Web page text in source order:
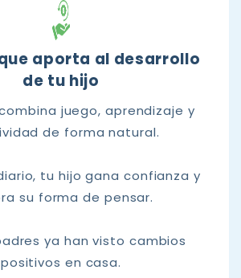
aporta al desarrollo
de tu hijo
combina juego, aprendizaje y
de forma natural.
tu hijo gana confianza y
su forma de pensar.
ya han visto cambios
positivos en casa.